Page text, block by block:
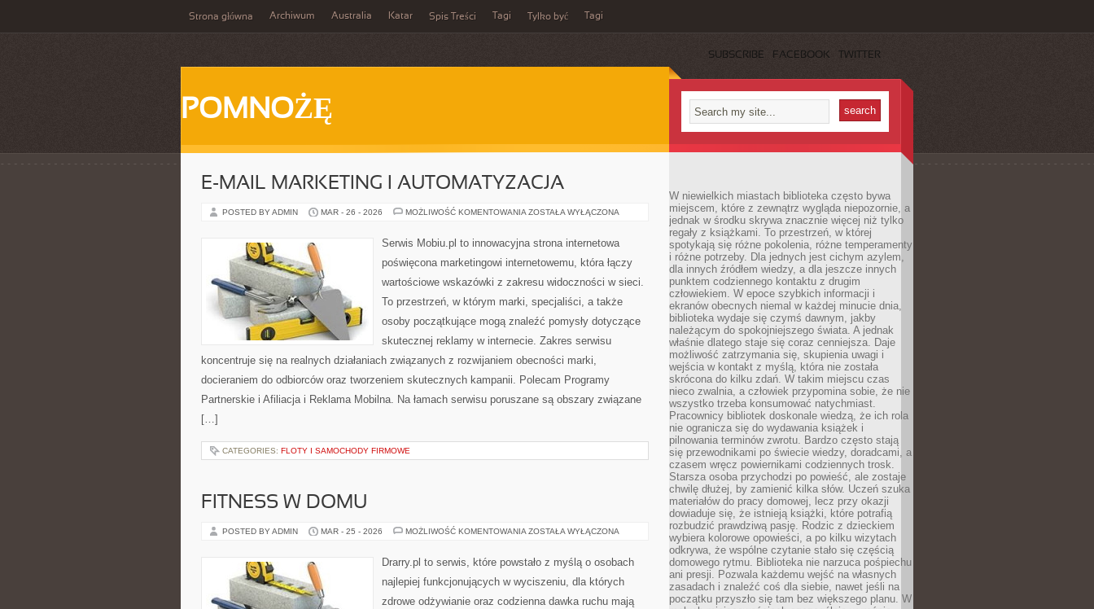
Strona główna Archiwum Australia Katar Spis Treści Tagi Tylko być Tagi
SUBSCRIBE FACEBOOK TWITTER
POMNOŻĘ
E-MAIL MARKETING I AUTOMATYZACJA
POSTED BY ADMIN MAR - 26 - 2026 MOŻLIWOŚĆ KOMENTOWANIA E-
AUTOMATYZACJA
ZOSTAŁA WYŁĄCZONA
Serwis Mobiu.pl to innowacyjna strona internetowa
poświęcona marketingowi internetowemu, która łączy
wartościowe wskazówki z zakresu widoczności w sieci.
To przestrzeń, w którym marki, specjaliści, a także
osoby początkujące mogą znaleźć pomysły dotyczące
skutecznej reklamy w internecie. Zakres serwisu
koncentruje się na realnych działaniach związanych z rozwijaniem obecności marki,
docieraniem do odbiorców oraz tworzeniem skutecznych kampanii. Polecam Programy
Partnerskie i Afiliacja i Reklama Mobilna. Na łamach serwisu poruszane są obszary związane
[…]
CATEGORIES: FLOTY I SAMOCHODY FIRMOWE
FITNESS W DOMU
POSTED BY ADMIN MAR - 25 - 2026 MOŻLIWOŚĆ KOMENTOWANIA FITNESS
ZOSTAŁA WYŁĄCZONA
Drarry.pl to serwis, które powstało z myślą o osobach
najlepiej funkcjonujących w wyciszeniu, dla których
zdrowe odżywianie oraz codzienna dawka ruchu mają
W niewielkich miastach biblioteka często bywa
miejscem, które z zewnątrz wygląda niepozornie, a
jednak w środku skrywa znacznie więcej niż tylko
regały z książkami. To przestrzeń, w której
spotykają się różne pokolenia, różne temperamenty
i różne potrzeby. Dla jednych jest cichym azylem,
dla innych źródłem wiedzy, a dla jeszcze innych
punktem codziennego kontaktu z drugim
człowiekiem. W epoce szybkich informacji i
ekranów obecnych niemal w każdej minucie dnia,
biblioteka wydaje się czymś dawnym, jakby
należącym do spokojniejszego świata. A jednak
właśnie dlatego staje się coraz cenniejsza. Daje
możliwość zatrzymania się, skupienia uwagi i
wejścia w kontakt z myślą, która nie została
skrócona do kilku zdań. W takim miejscu czas
nieco zwalnia, a człowiek przypomina sobie, że nie
wszystko trzeba konsumować natychmiast.
Pracownicy bibliotek doskonale wiedzą, że ich rola
nie ogranicza się do wydawania książek i
pilnowania terminów zwrotu. Bardzo często stają
się przewodnikami po świecie wiedzy, doradcami, a
czasem wręcz powiernikami codziennych trosk.
Starsza osoba przychodzi po powieść, ale zostaje
chwilę dłużej, by zamienić kilka słów. Uczeń szuka
materiałów do pracy domowej, lecz przy okazji
dowiaduje się, że istnieją książki, które potrafią
rozbudzić prawdziwą pasję. Rodzic z dzieckiem
wybiera kolorowe opowieści, a po kilku wizytach
odkrywa, że wspólne czytanie stało się częścią
domowego rytmu. Biblioteka nie narzuca pośpiechu
ani presji. Pozwala każdemu wejść na własnych
zasadach i znaleźć coś dla siebie, nawet jeśli na
początku przyszło się tam bez większego planu. W